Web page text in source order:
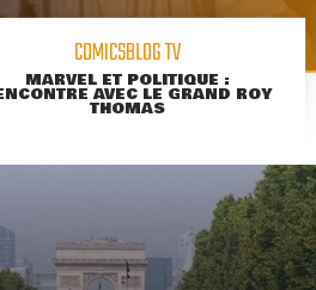
COMICSBLOG TV
MARVEL ET POLITIQUE :
AVEC LE GRAND ROY
THOMAS